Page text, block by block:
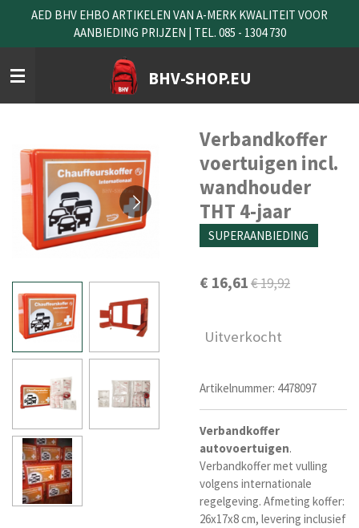
naar
de
hoofdinhoud
BHV-SHOP.EU
AED BHV EHBO ARTIKELEN VAN A-MERK KWALITEIT VOOR
AANBIEDING PRIJZEN | TEL. 085 - 1304 730
Verbandkoffer
voertuigen incl.
wandhouder
THT 4-jaar
SUPERAANBIEDING
€ 16,61€ 19,92
Uitverkocht
Artikelnummer: 4478097
Verbandkoffer
autovoertuigen.
Verbandkoffer met vulling
volgens internationale
regelgeving. Afmeting koffer:
26x17x8 cm, levering inclusief